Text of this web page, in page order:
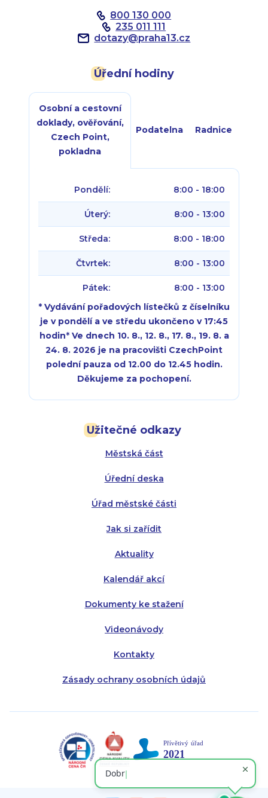
800 130 000
235 011 111
dotazy@praha13.cz
Užitečné odkazy
Městská část
Úřední deska
Úřad městské části
Jak si zařídit
Aktuality
Kalendář akcí
Dokumenty ke stažení
Videonávody
Kontakty
Zásady ochrany osobních údajů
Úřední hodiny
Osobní a cestovní
doklady, ověřování,
Czech Point,
pokladna
Podatelna Radnice
Pondělí: 8:00 - 18:00
Úterý: 8:00 - 13:00
Středa: 8:00 - 18:00
Čtvrtek: 8:00 - 13:00
Pátek:
8:00 - 13:00
* Vydávání pořadových lístečků z číselníku
je v pondělí a ve středu ukončeno v 17:45
hodin* Ve dnech 10. 8., 12. 8., 17. 8., 19. 8. a
24. 8. 2026 je na pracovišti CzechPoint
polední pauza od 12.00 do 12.45 hodin.
Děkujeme za pochopení.
Úterý:
Středa:
Čtvrtek:
Pátek:
Úterý:
Středa:
Čtvrtek: